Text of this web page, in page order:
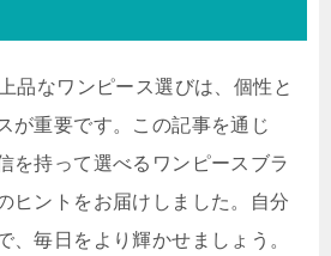
品なワンピース選びは、個性と
が重要です。この記事を通じ
を持って選べるワンピースブラ
ヒントをお届けしました。自分
、毎日をより輝かせましょう。